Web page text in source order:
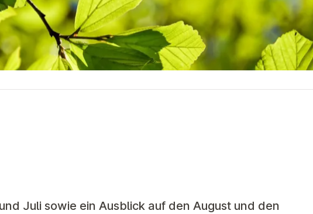
Juli sowie ein Ausblick auf den August und den